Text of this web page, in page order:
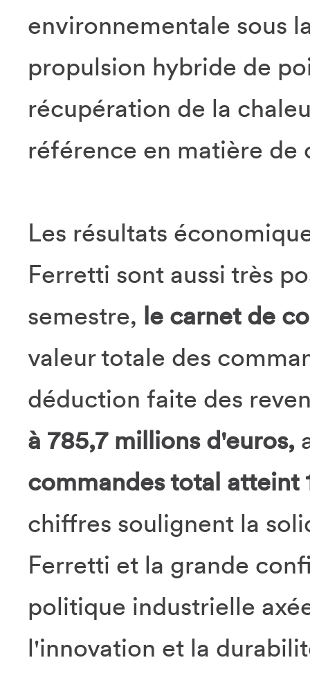
environnementale sous
propulsion hybride de
récupération de la
référence en matière de
Les résultats
Ferretti sont aussi très
semestre, le carnet de
valeur totale des
déduction faite des
à 785,7 millions d'euros,
commandes total atteint
chiffres soulignent la
Ferretti et la grande
politique industrielle
l'innovation et la